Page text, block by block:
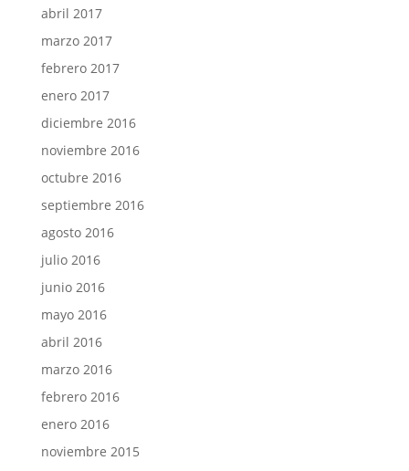
abril 2017
marzo 2017
febrero 2017
enero 2017
diciembre 2016
noviembre 2016
octubre 2016
septiembre 2016
agosto 2016
julio 2016
junio 2016
mayo 2016
abril 2016
marzo 2016
febrero 2016
enero 2016
noviembre 2015